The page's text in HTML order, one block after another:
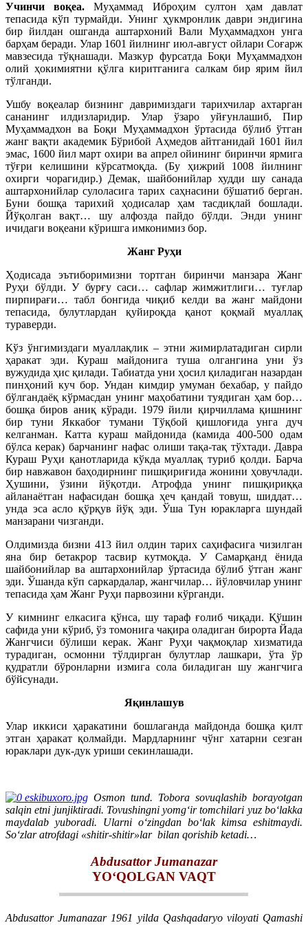
Учинчи воқеа. Муҳаммад Иброҳим султон ҳам давлат
тепасида кўп турмайди. Унинг ҳукмронлик даври эндигина
бир йилдан ошганда аштархоний Вали Муҳаммадхон унга
барҳам беради. Улар 1601 йилнинг июл-август ойлари Соғарж
мавзесида тўқнашади. Мазкур фурсатда Боқи Муҳаммадхон
олий ҳокимиятни қўлга киритганига салкам бир ярим йил
тўлганди.
Ушбу воқеалар бизнинг давримиздаги тарихчилар ахтарган
сананинг илдизларидир. Улар ўзаро уйғунлашиб, Пир
Муҳаммадхон ва Боқи Муҳаммадхон ўртасида бўлиб ўтган
жанг вақти академик Бўрибой Аҳмедов айтганидай 1601 йил
эмас, 1600 йил март охири ва апрел ойининг биринчи ярмига
тўғри келишини кўрсатмоқда. (Бу ҳижрий 1008 йилнинг
охирги чорагидир.) Демак, шайбонийлар худди шу санада
аштархонийлар сулоласига тарих саҳнасини бўшатиб берган.
Буни бошқа тарихий ҳодисалар ҳам тасдиқлай бошлади.
Йўқолган вақт… шу алфозда пайдо бўлди. Энди унинг
ичидаги воқеани кўришга имконимиз бор.
Жанг Руҳи
Ҳодисада эътиборимизни тортган биринчи манзара Жанг
Руҳи бўлди. У бурғу саси… сафлар жимжитлиги… туғлар
пирпирағи… табл бонгида чиқиб келди ва жанг майдони
тепасида, булутлардан қуйироқда қанот қоқмай муаллақ
тураверди.
Кўз ўнгимиздаги муаллақлик – этни жимирлатадиган сирли
ҳаракат эди. Кураш майдонига туша олгангина уни ўз
вужудида ҳис қилади. Табиатда уни ҳосил қиладиган назардан
пинҳоний куч бор. Ундан кимдир умуман бехабар, у пайдо
бўлгандаёқ кўрмасдан унинг маҳобатини туядиган ҳам бор…
бошқа биров аниқ кўради. 1979 йили қирчиллама қишнинг
бир туни Яккабоғ тумани Тўқбой қишлоғида унга дуч
келганман. Катта кураш майдонида (камида 400-500 одам
бўлса керак) барчанинг нафас олиши тақа-тақ тўхтади. Давра
Кураш Руҳи қанотларида кўкда муаллақ туриб қолди. Барча
бир навжавон баҳодирнинг пишқириғида жонини ҳовучлади.
Ҳушини, ўзини йўқотди. Атрофда унинг пишқириққа
айланаётган нафасидан бошқа ҳеч қандай товуш, шиддат…
унда эса асло қўрқув йўқ эди. Ўша Тун юракларга шундай
манзарани чизганди.
Олдимизда бизни 413 йил олдин тарих саҳифасига чизилган
яна бир бетакрор тасвир кутмоқда. У Самарқанд ёнида
шайбонийлар ва аштархонийлар ўртасида бўлиб ўтган жанг
эди. Ўшанда кўп саркардалар, жангчилар… йўловчилар унинг
тепасида ҳам Жанг Руҳи парвозини кўрганди.
У кимнинг елкасига қўнса, шу тараф ғолиб чиқади. Қўшин
сафида уни кўриб, ўз томонига чақира оладиган бирорта Йада
Жангчиси бўлиши керак. Жанг Руҳи чақмоқлар хизматида
турадиган, осмонни тўлдирган булутлар лашкари, ўта ўр
қудратли бўронларни измига сола биладиган шу жангчига
бўйсунади.
Яқинлашув
Улар иккиси ҳаракатини бошлаганда майдонда бошқа қилт
этган ҳаракат қолмайди. Мардларнинг чўнг хатарни сезган
юраклари дук-дук уриши секинлашади.
Osmon tund. Tobora sovuqlashib borayotgan
salqin etni junjiktiradi. Tovushingni yomg‘ir tomchilari yuz bo‘lakka
maydalab yuboradi. Ularni o‘zingdan bo‘lak kimsa eshitmaydi.
So‘zlar atrofdagi «shitir-shitir»lar bilan qorishib ketadi…
Abdusattor Jumanazar
YO‘QOLGAN VAQT
Abdusattor Jumanazar 1961 yilda Qashqadaryo viloyati Qamashi